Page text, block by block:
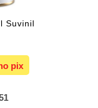
Suvinil